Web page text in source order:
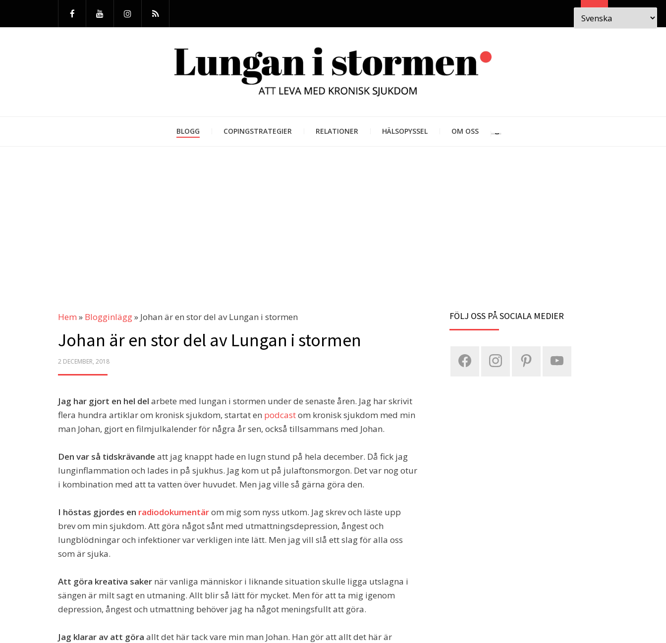
Sök
LUNGAN I
BLOGG COPINGSTRATEGIER RELATIONER HÄLSOPYSSEL OM OSS
Hem » Blogginlägg» Johan är en stor del av Lungan i stormen
Johan är en stor del av Lungan i stormen
POSTED
2 DECEMBER, 2018
Jag har gjort en hel del arbete med lungan i stormen under de senaste åren. Jag har skrivit
flera hundra artiklar om kronisk sjukdom, startat en podcastom kronisk sjukdom med min
man Johan, gjort en filmjulkalender för några år sen, också tillsammans med Johan.
Den var så tidskrävande att jag knappt hade en lugn stund på hela december. Då fick jag
lunginflammation och lades in på sjukhus. Jag kom ut på julaftonsmorgon. Det var nog otur
i kombination med att ta vatten över huvudet. Men jag ville så gärna göra den.
I höstas gjordes en radiodokumentärom mig som nyss utkom. Jag skrev och läste upp
brev om min sjukdom. Att göra något sånt med utmattningsdepression, ångest och
lungblödningar och infektioner var verkligen inte lätt. Men jag vill slå ett slag för alla oss
som är sjuka.
Att göra kreativa saker när vanliga människor i liknande situation skulle ligga utslagna i
sängen är milt sagt en utmaning. Allt blir så lätt för mycket. Men för att ta mig igenom
depression, ångest och utmattning behöver jag ha något meningsfullt att göra.
Jag klarar av att göra allt det här tack vare min man Johan. Han gör att allt det här är
FÖLJ OSS PÅ SOCIALA MEDIER